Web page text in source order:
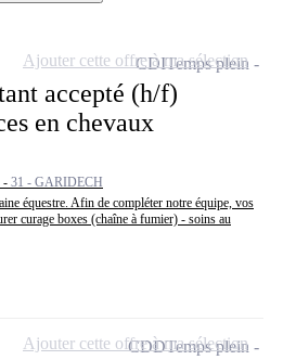
accepté (h/f)
en chevaux
- 31 - GARIDECH
équestre. Afin de compléter notre équipe, vos
curage boxes (chaîne à fumier) - soins au
CDITemps plein
Ajouter cette offre à ma sélection
CDDTemps plein
Ajouter cette offre à ma sélection